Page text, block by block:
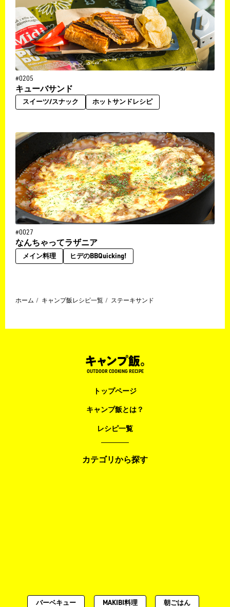
#0205
キューバサンド
スイーツ/スナック ホットサンドレシピ
#0027
なんちゃってラザニア
メイン料理 ヒデのBBQuicking!
ホーム キャンプ飯レシピ一覧 ステーキサンド
OUTDOOR COOKING RECIPE
トップページ
キャンプ飯とは？
レシピ一覧
カテゴリから探す
バーベキュー MAKIBI料理 朝ごはん